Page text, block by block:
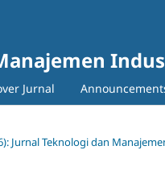
Jurnal
Jurnal Teknologi dan